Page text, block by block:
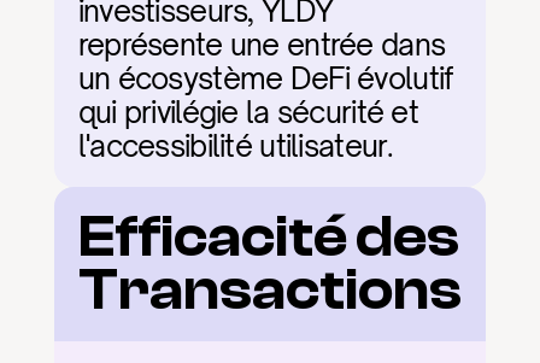
investisseurs, YLDY
représente une entrée dans
un écosystème DeFi évolutif
qui privilégie la sécurité et
l'accessibilité utilisateur.
Efficacité des
Transactions